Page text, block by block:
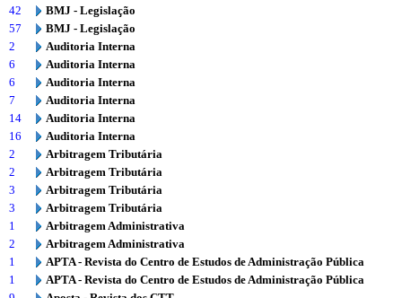
42
BMJ - Legislação
57
BMJ - Legislação
2
Auditoria Interna
6
Auditoria Interna
6
Auditoria Interna
7
Auditoria Interna
14
Auditoria Interna
16
Auditoria Interna
2
Arbitragem Tributária
2
Arbitragem Tributária
3
Arbitragem Tributária
3
Arbitragem Tributária
1
Arbitragem Administrativa
2
Arbitragem Administrativa
1
APTA - Revista do Centro de Estudos de Administração Pública
1
APTA - Revista do Centro de Estudos de Administração Pública